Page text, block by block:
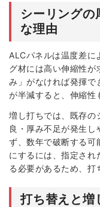
シーリング
な理由
ALCパネルは温度差に
グ材には高い伸縮性
み」がなければ発揮で
が半減すると、伸縮性
増し打ちでは、既存の
良・厚み不足が発生し
ず、数年で破断する可
にするには、指定さ
る必要があるため、打
打ち替えと増